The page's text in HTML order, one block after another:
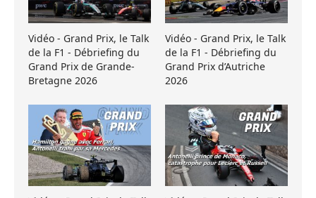
Vidéo - Grand Prix, le Talk
de la F1 - Débriefing du
Grand Prix de Grande-
Bretagne 2026
Vidéo - Grand Prix, le Talk
de la F1 - Débriefing du
Grand Prix d’Autriche
2026